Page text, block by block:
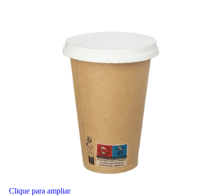
Clique para ampliar